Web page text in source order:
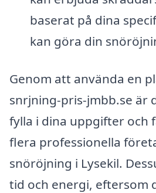
baserat på dina
kan göra din
Genom att använda en
snrjning-pris-jmbb.se är
fylla i dina uppgifter och
flera professionella
snöröjning i Lysekil.
tid och energi, eftersom